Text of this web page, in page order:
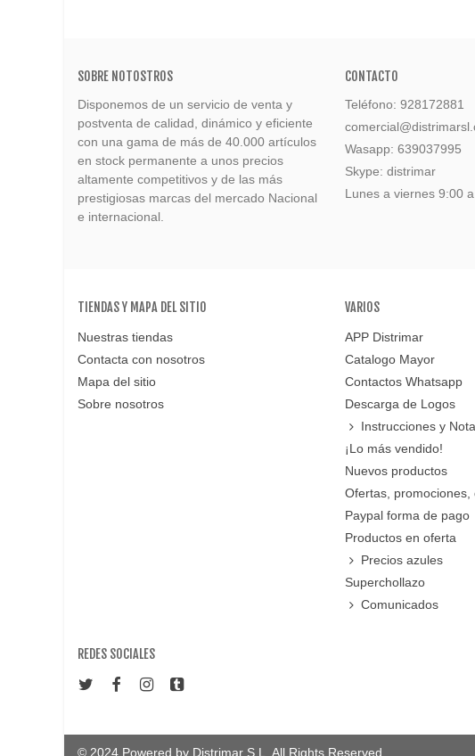
SOBRE NOTOSTROS
Disponemos de un servicio de venta y
postventa de calidad, dinámico y eficiente
con una gama de más de 40.000 artículos
en stock permanente a unos precios
altamente competitivos y de las más
prestigiosas marcas del mercado Nacional
e internacional.
CONTACTO
Teléfono: 928172881
Wasapp: 639037995
Skype: distrimar
Lunes a viernes 9:00
TIENDAS Y MAPA DEL SITIO
Nuestras tiendas
Contacta con nosotros
Mapa del sitio
Sobre nosotros
VARIOS
APP Distrimar
Catalogo Mayor
Contactos Whatsapp
Descarga de Logos
Instrucciones y
¡Lo más vendido!
Nuevos productos
Ofertas, promociones,
Paypal forma de pago
Productos en oferta
Precios azules
Superchollazo
Comunicados
REDES SOCIALES
© 2024 Powered by Distrimar S.L. All Rights Reserved